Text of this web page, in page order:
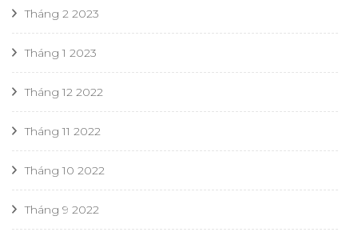
Tháng 2 2023
Tháng 1 2023
Tháng 12 2022
Tháng 11 2022
Tháng 10 2022
Tháng 9 2022